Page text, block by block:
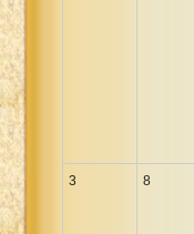
3 8